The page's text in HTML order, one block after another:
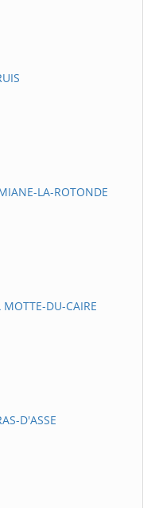
LA-ROTONDE
DU-CAIRE
D'ASSE